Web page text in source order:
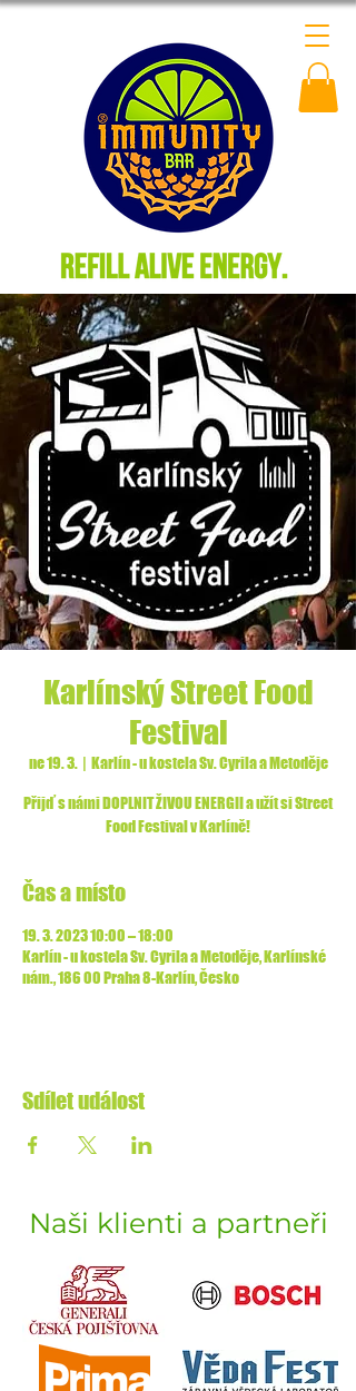
Karlínský Street Food
Festival
ne 19. 3.
  |
Karlín - u kostela Sv. Cyrila a Metoděje
Přijď s námi DOPLNIT ŽIVOU ENERGII a užít si Street
Food Festival v Karlíně!
Čas a místo
19. 3. 2023 10:00 – 18:00
Karlín - u kostela Sv. Cyrila a Metoděje, Karlínské
nám., 186 00 Praha 8-Karlín, Česko
Sdílet událost
Naši klienti a partneři